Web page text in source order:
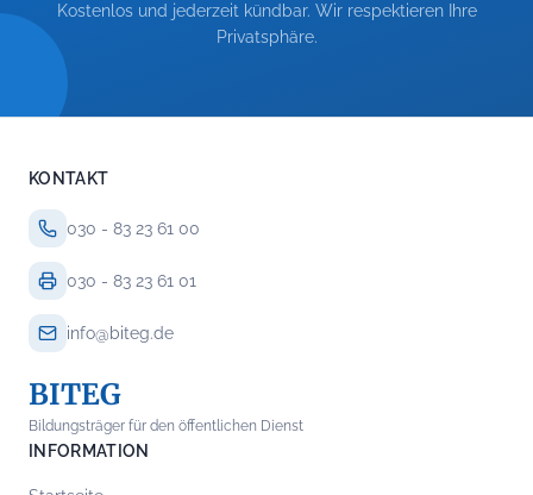
Kostenlos und jederzeit kündbar. Wir respektieren Ihre
Privatsphäre.
KONTAKT
030 - 83 23 61 00
030 - 83 23 61 01
info@biteg.de
BITEG
Bildungsträger für den öffentlichen Dienst
INFORMATION